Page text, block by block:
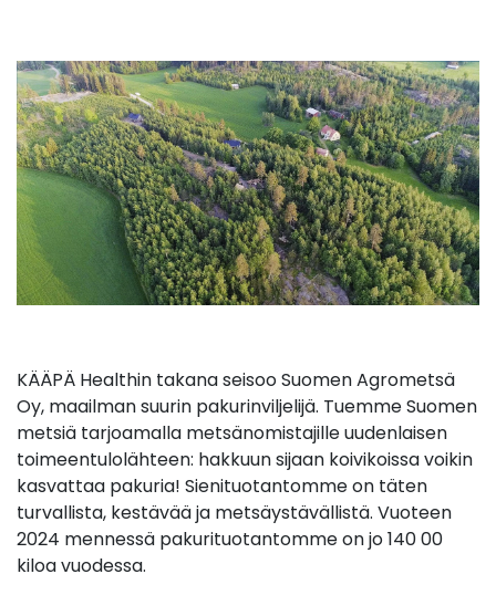
KÄÄPÄ Healthin takana seisoo Suomen Agrometsä
Oy, maailman suurin pakurinviljelijä. Tuemme Suomen
metsiä tarjoamalla metsänomistajille uudenlaisen
toimeentulolähteen: hakkuun sijaan koivikoissa voikin
kasvattaa pakuria! Sienituotantomme on täten
turvallista, kestävää ja metsäystävällistä. Vuoteen
2024 mennessä pakurituotantomme on jo 140 00
kiloa vuodessa.